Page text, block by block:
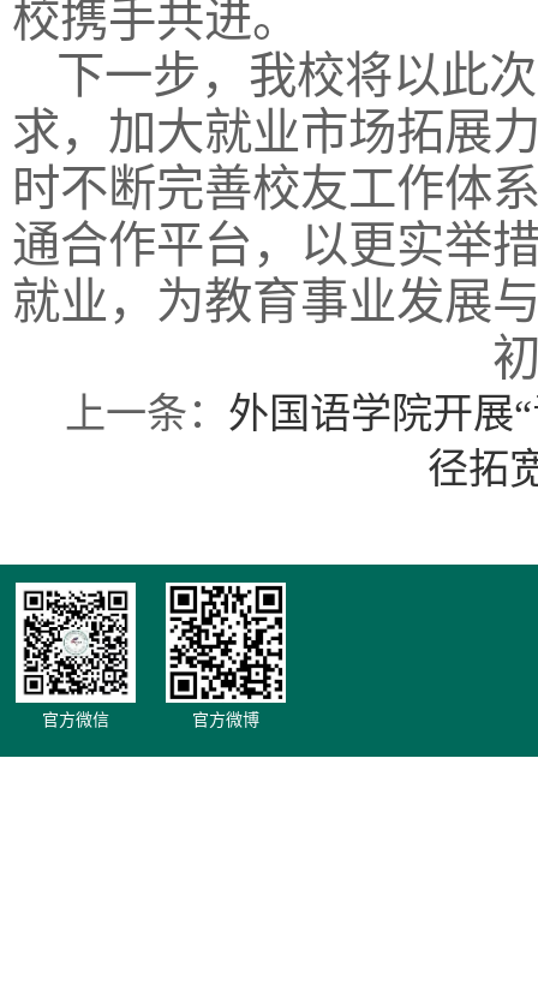
校携手共进。
下一步，我校将以此
求，加大就业市场拓展
时不断完善校友工作体
通合作平台，以更实举
就业，为教育事业发展
上一条： 外国语学院开展
径拓
官方微信 官方微博